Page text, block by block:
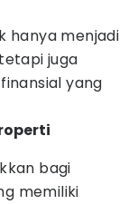
hanya menjadi
juga
yang
bagi
memiliki